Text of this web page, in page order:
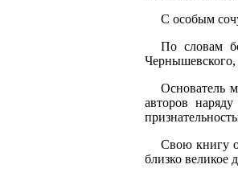
С особым
По словам
Чернышевского,
Основатель
авторов
Свою книгу
близко великое